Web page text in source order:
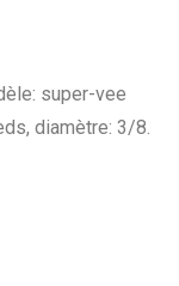
super-vee
diamètre: 3/8.